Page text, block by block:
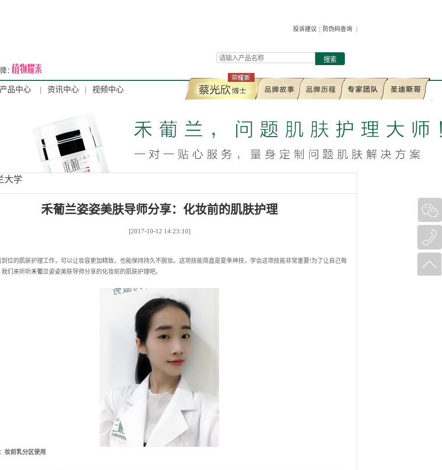
投诉建议 防伪码查询
搜索
产品中心 | 资讯中心 | 视频中心
大学
禾葡兰姿姿美肤导师分享：化妆前的肌肤护理
[2017-10-12 14:23:10]
的肌肤护理工作，可以让妆容更加精致，也能保持持久不脱妆。这项技能简直是夏季神技，学会这项技能非常重要!为了让自己每
们来听听禾葡兰姿姿美肤导师分享的化妆前的肌肤护理吧。
妆前乳分区使用